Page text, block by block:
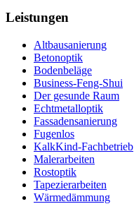
Leistungen
Altbausanierung
Betonoptik
Bodenbeläge
Business-Feng-Shui
Der gesunde Raum
Echtmetalloptik
Fassadensanierung
Fugenlos
KalkKind-Fachbetrieb
Malerarbeiten
Rostoptik
Tapezierarbeiten
Wärmedämmung